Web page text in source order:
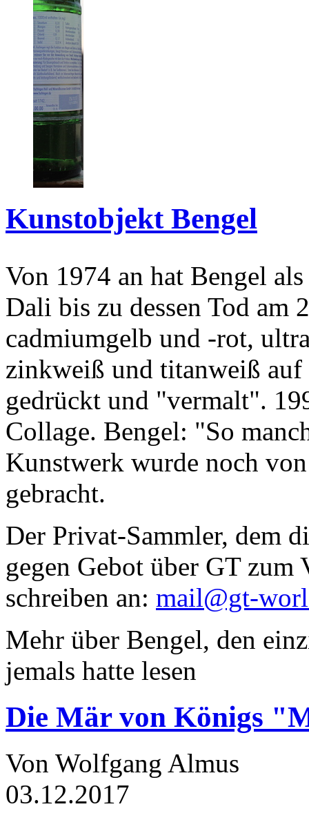
Kunstobjekt Bengel
Von 1974 an hat Bengel
Dali bis zu dessen Tod am
cadmiumgelb und -rot,
zinkweiß und titanweiß
gedrückt und "vermalt".
Collage. Bengel: "So
Kunstwerk wurde noch
gebracht.
Der Privat-Sammler, dem
gegen Gebot über GT zum
schreiben an: mail@gt-
Mehr über Bengel, den
jemals hatte lesen
Die Mär von Königs
Von Wolfgang Almus
03.12.2017